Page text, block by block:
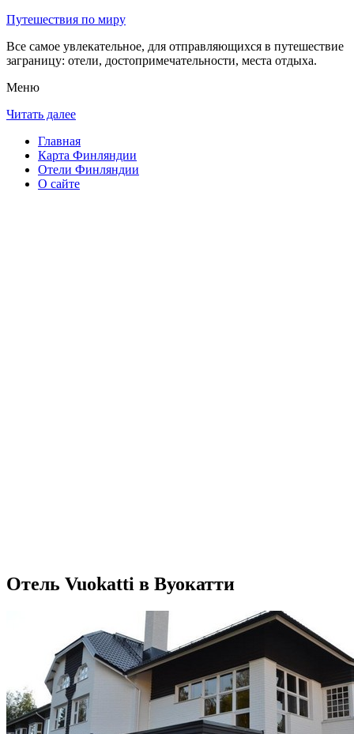
Путешествия по миру
Все самое увлекательное, для отправляющихся в путешествие
заграницу: отели, достопримечательности, места отдыха.
Меню
Читать далее
Главная
Карта Финляндии
Отели Финляндии
О сайте
Отель Vuokatti в Вуокатти